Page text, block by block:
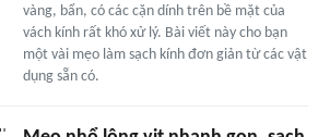
vàng, bẩn, có các cặn dính trên bề mặt của
vách kính rất khó xử lý. Bài viết này cho bạn
một vài mẹo làm sạch kính đơn giản từ các vật
dụng sẵn có.